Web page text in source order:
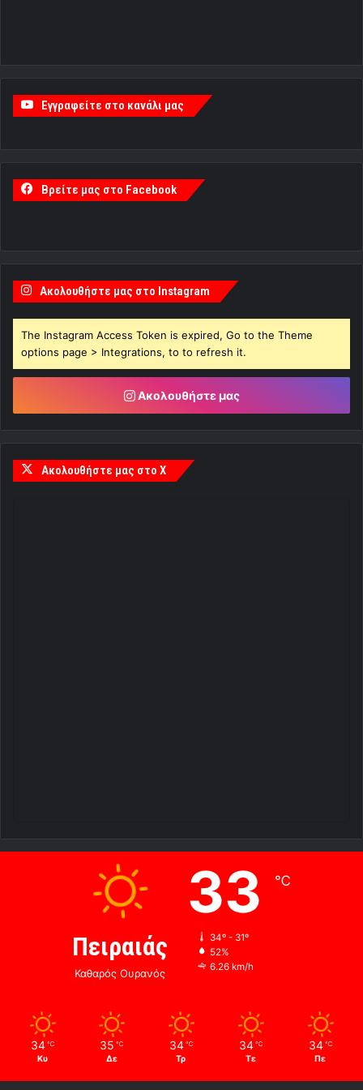
Εγγραφείτε στο κανάλι μας
Βρείτε μας στο Facebook
Ακολουθήστε μας στο Instagram
The Instagram Access Token is expired, Go to the Theme
options page > Integrations, to to refresh it.
Ακολουθήστε μας
Ακολουθήστε μας στο X
Πειραιάς
Καθαρός Ουρανός
33 ℃
34º - 31º
52%
6.26 km/h
34 ℃
Κυ
35 ℃
Δε
34 ℃
Τρ
34 ℃
Τε
34 ℃
Πε